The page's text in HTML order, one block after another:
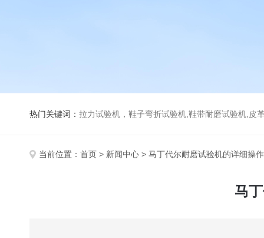
热门关键词： 拉力试验机，鞋子弯折试验机,鞋带耐磨试验机,皮革伸缩试验机,马丁代尔
当前位置： 首页 > 新闻中心 > 马丁代尔耐磨试验机的详细操
马